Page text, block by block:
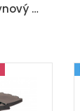
RGG 61 EXL - luxusní plynový gril 24 kW se šesti hořáky a bočním vařičem